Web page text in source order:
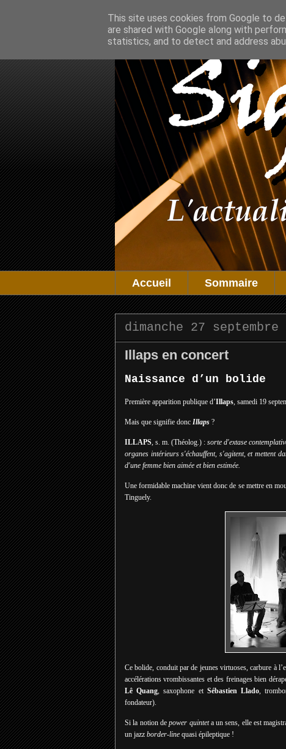
Accueil Sommaire
dimanche 27 septembre
Illaps en concert
Naissance d’un bolide
Première apparition publique d’Illaps , samedi 19
Mais que signifie donc Illaps ?
ILLAPS , s. m. (Théolog.) : sorte d'extase
organes intérieurs s'échauffent, s'agitent, et mettent
d'une femme bien aimée et bien estimée.
Une formidable machine vient donc de se mettre en
Tinguely.
Ce bolide, conduit par de jeunes virtuoses, carbure à
accélérations vrombissantes et des freinages bien
Lê Quang , saxophone et Sébastien Llado,
fondateur).
Si la notion depower quinteta un sens, elle est
un jazz border-line quasi épileptique !
This site uses cookies from Google to
are shared with Google along with
statistics, and to detect and address